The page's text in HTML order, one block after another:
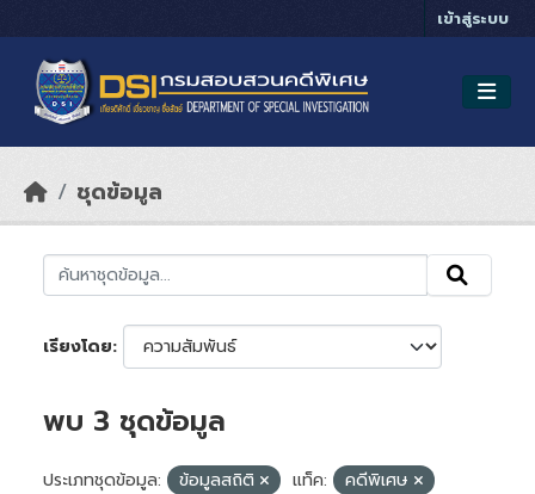
เข้าสู่ระบบ
ชุดข้อมูล
เรียงโดย
พบ 3 ชุดข้อมูล
ประเภทชุดข้อมูล: ข้อมูลสถิติ แท็ค: คดีพิเศษ